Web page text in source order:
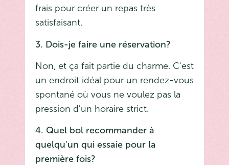
frais pour créer un repas très
satisfaisant.
3. Dois-je faire une réservation?
Non, et ça fait partie du charme. C'est
un endroit idéal pour un rendez-vous
spontané où vous ne voulez pas la
pression d'un horaire strict.
4. Quel bol recommander à
quelqu'un qui essaie pour la
première fois?